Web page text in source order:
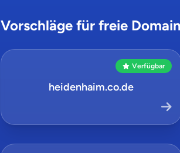
Vorschläge für freie
Verfügbar
heidenhaim.co.de